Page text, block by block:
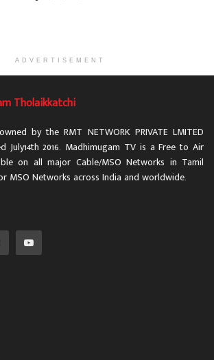
ADVERTISEMENT
Tholaikkatchi
by the RMT NETWORK PRIVATE LMITED
July14th 2016. Madhimugam TV is a Free to Air
on all major Cable/MSO Networks in Tamil
MSO Networks across India and worldwide.